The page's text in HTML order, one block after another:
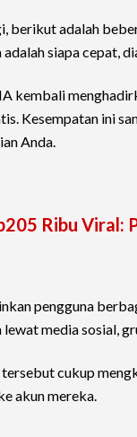
berikut adalah
siapa cepat,
kembali
Kesempatan ini
Anda.
Ribu Viral:
pengguna
media sosial,
cukup
akun mereka.